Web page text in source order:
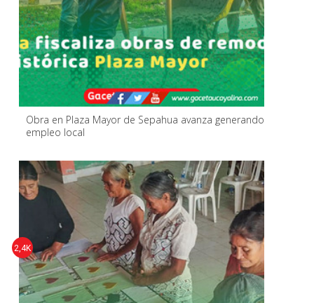
Obra en Plaza Mayor de Sepahua avanza generando
empleo local
2,4K